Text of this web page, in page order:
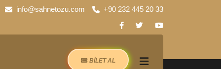
info@sahnetozu.com +90 232 445 20 33
BİLET AL